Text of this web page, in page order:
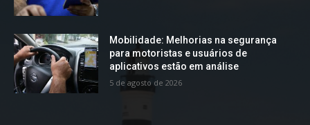
Mobilidade: Melhorias na segurança
para motoristas e usuários de
aplicativos estão em análise
5 de agosto de 2026